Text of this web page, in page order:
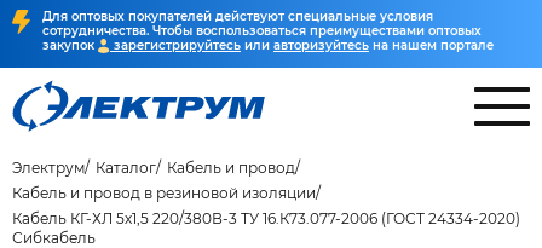
Для оптовых покупателей действуют специальные условия
сотрудничества. Чтобы воспользоваться преимуществами оптовых
закупок
зарегистрируйтесь или авторизуйтесь на нашем портале
Электрум Каталог
Кабель и провод
Кабель и провод в резиновой изоляции
Кабель КГ-ХЛ 5х1,5 220/380В-3 ТУ 16.К73.077-2006 (ГОСТ 24334-2020)
Сибкабель